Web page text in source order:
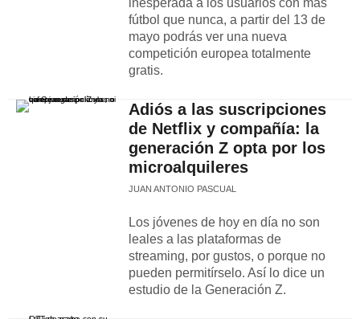
inesperada a los usuarios con más
fútbol que nunca, a partir del 13 de
mayo podrás ver una nueva
competición europea totalmente
gratis.
Adiós a las suscripciones
de Netflix y compañía: la
generación Z opta por los
microalquileres
JUAN ANTONIO PASCUAL
Los jóvenes de hoy en día no son
leales a las plataformas de
streaming, por gustos, o porque no
pueden permitírselo. Así lo dice un
estudio de la Generación Z.